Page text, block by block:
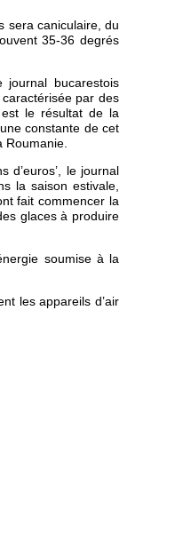
sera caniculaire, du
35-36 degrés
journal bucarestois
par des
le résultat de la
constante de cet
d’euros’, le journal
la saison estivale,
fait commencer la
glaces à produire
soumise à la
les appareils d’air